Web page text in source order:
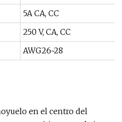
5A CA, CC
250 V, CA, CC
AWG26~28
en el centro del